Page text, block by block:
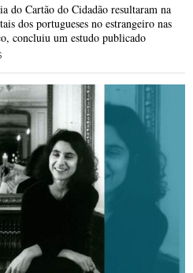
do Cartão do Cidadão resultaram na
dos portugueses no estrangeiro nas
concluiu um estudo publicado